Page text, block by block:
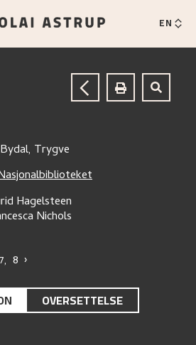
EN
Bydal, Trygve
Hagelsteen
Nichols
7, 8 ›
OVERSETTELSE